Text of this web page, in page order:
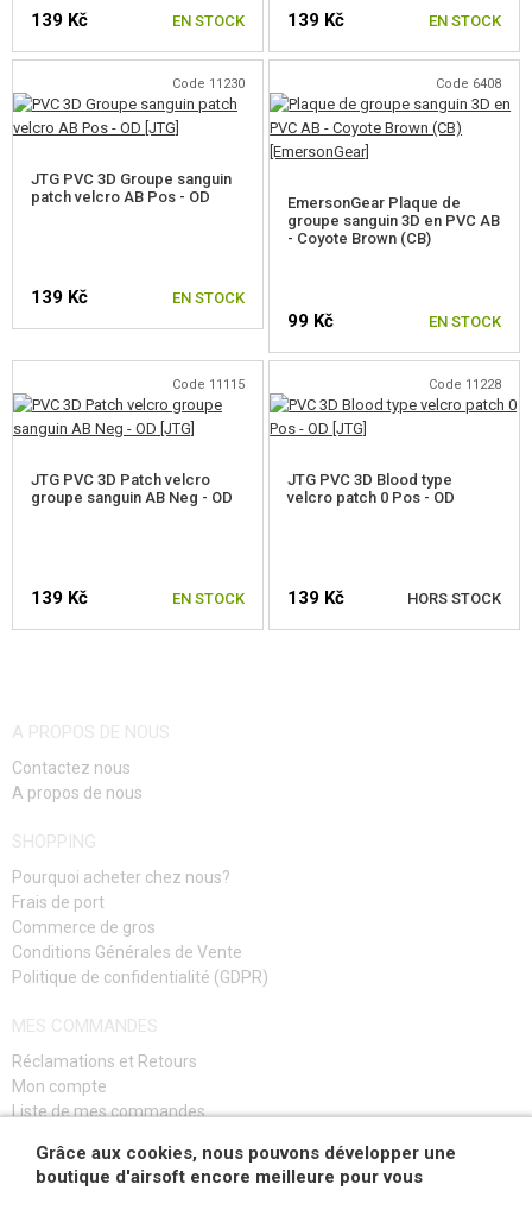
PROMOTION
CONTACTEZ NOUS
139 Kč EN STOCK 139 Kč EN STOCK
Code 11230
JTG PVC 3D Groupe sanguin
patch velcro AB Pos - OD
139 Kč EN STOCK
Code 6408
EmersonGear Plaque de
groupe sanguin 3D en PVC AB
- Coyote Brown (CB)
99 Kč EN STOCK
Code 11115
JTG PVC 3D Patch velcro
groupe sanguin AB Neg - OD
139 Kč EN STOCK
Code 11228
JTG PVC 3D Blood type
velcro patch 0 Pos - OD
139 Kč HORS STOCK
A PROPOS DE NOUS
Contactez nous
A propos de nous
SHOPPING
Pourquoi acheter chez nous?
Frais de port
Commerce de gros
Conditions Générales de Vente
Politique de confidentialité (GDPR)
MES COMMANDES
Réclamations et Retours
Mon compte
Liste de mes commandes
S'INSCRIRE
Grâce aux cookies, nous pouvons développer une
boutique d'airsoft encore meilleure pour vous